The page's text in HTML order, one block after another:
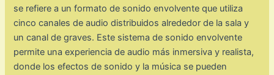
se refiere a un formato de sonido envolvente que utiliza
cinco canales de audio distribuidos alrededor de la sala y
un canal de graves. Este sistema de sonido envolvente
permite una experiencia de audio más inmersiva y realista,
donde los efectos de sonido y la música se pueden